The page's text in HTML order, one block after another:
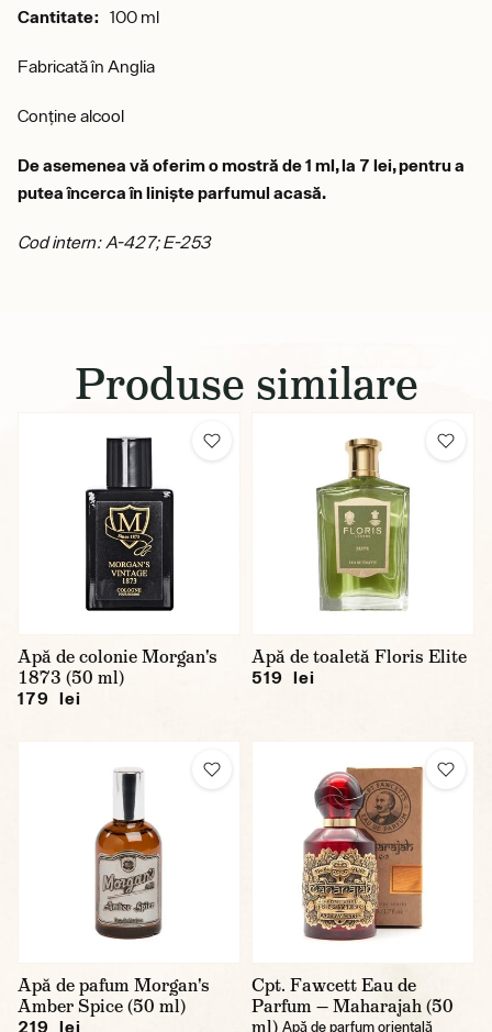
Cantitate: 100 ml
Fabricată în Anglia
Conține alcool
De asemenea vă oferim o mostră de 1 ml, la 7 lei, pentru a
putea încerca în liniște parfumul acasă.
Cod intern: A-427; E-253
Produse similare
Apă de colonie Morgan's
1873 (50 ml)
179 lei
Apă de toaletă Floris Elite
519 lei
Apă de pafum Morgan's
Amber Spice (50 ml)
219 lei
Cpt. Fawcett Eau de
Parfum — Maharajah (50
ml) Apă de parfum orientală